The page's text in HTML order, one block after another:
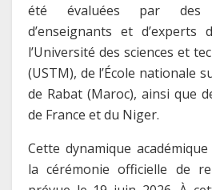
été évaluées par des
d’enseignants et
l’Université des sciences et
(USTM), de l’École nationale
de Rabat (Maroc), ainsi que
de France et du Niger.
Cette dynamique
la cérémonie officielle de